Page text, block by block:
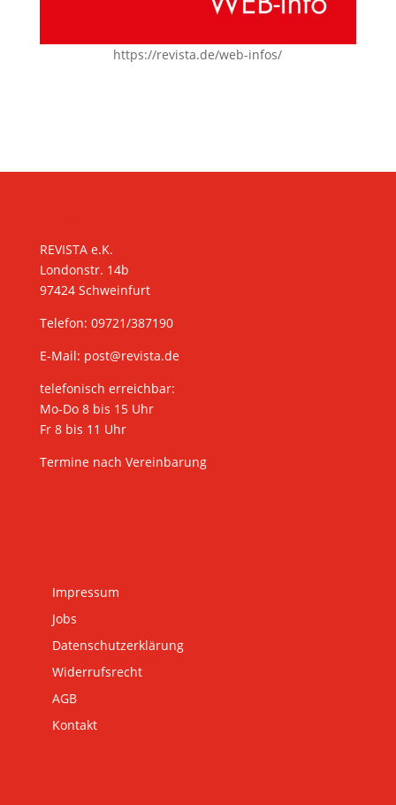
https://revista.de/web-infos/
REVISTA e.K.
Londonstr. 14b
97424 Schweinfurt
Telefon: 09721/387190
E-Mail: post@revista.de
telefonisch erreichbar:
Mo-Do 8 bis 15 Uhr
Fr 8 bis 11 Uhr
Termine nach Vereinbarung
Impressum
Jobs
Datenschutzerklärung
Widerrufsrecht
AGB
Kontakt